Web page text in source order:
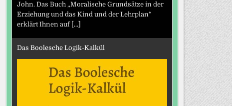
John. Das Buch „Moralische Grundsätze in der
Erziehung und das Kind und der Lehrplan“
erklärt Ihnen auf [...]
Das Boolesche Logik-Kalkül